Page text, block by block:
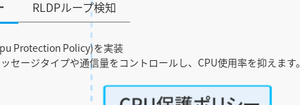
RLDPループ検知
Protection Policy)を実装
ージタイプや通信量をコントロールし、CPU使用率を抑えます。